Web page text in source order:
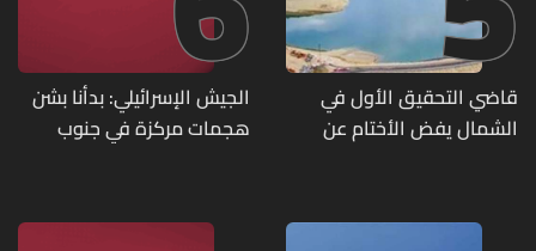
قاضي التحقيق الأول في
الشمال يفض الأختام عن
الجيش الإسرائيلي: بدأنا بشن
هجمات مركزة في جنوب